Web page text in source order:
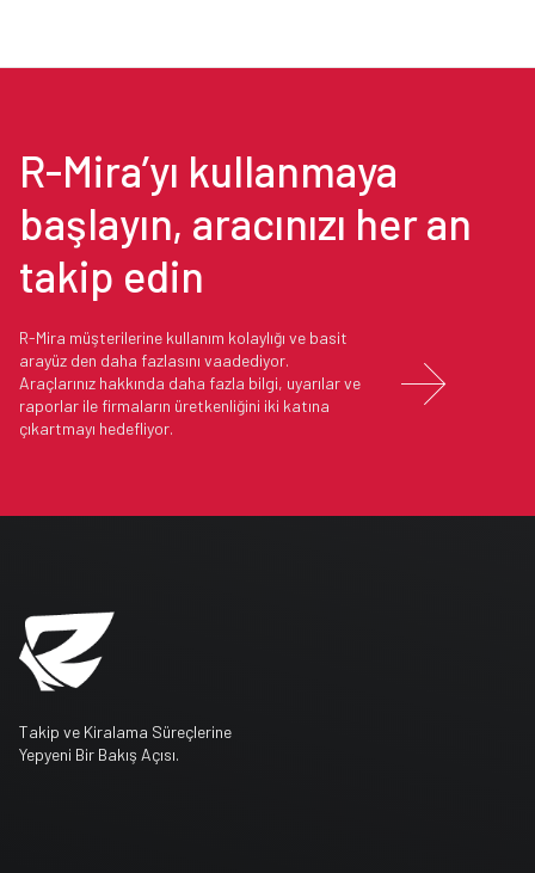
R-Mira’yı kullanmaya
başlayın, aracınızı her an
takip edin
R-Mira müşterilerine kullanım kolaylığı ve basit
arayüz den daha fazlasını vaadediyor.
Araçlarınız hakkında daha fazla bilgi, uyarılar ve
raporlar ile firmaların üretkenliğini iki katına
çıkartmayı hedefliyor.

Takip ve Kiralama Süreçlerine
Yepyeni Bir Bakış Açısı.